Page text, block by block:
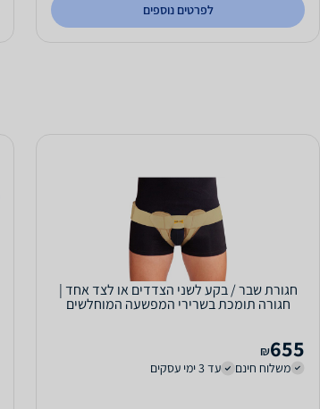
לפרטים נוספים
חגורת שבר / בקע לשני הצדדים או לצד אחד |
חגורה תומכת בשרירי המפשעה המוחלשים
655
₪
משלוח חינם
עד 3 ימי עסקים